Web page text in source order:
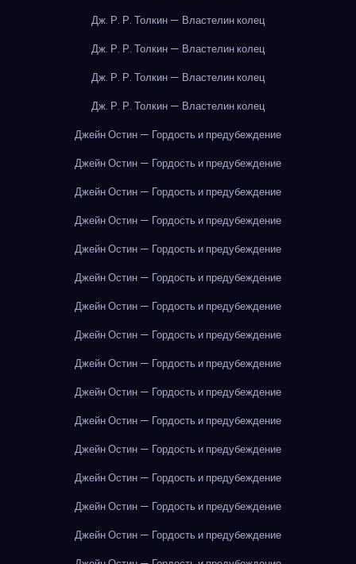
Дж. Р. Р. Толкин — Властелин колец
Дж. Р. Р. Толкин — Властелин колец
Дж. Р. Р. Толкин — Властелин колец
Дж. Р. Р. Толкин — Властелин колец
Джейн Остин — Гордость и предубеждение
Джейн Остин — Гордость и предубеждение
Джейн Остин — Гордость и предубеждение
Джейн Остин — Гордость и предубеждение
Джейн Остин — Гордость и предубеждение
Джейн Остин — Гордость и предубеждение
Джейн Остин — Гордость и предубеждение
Джейн Остин — Гордость и предубеждение
Джейн Остин — Гордость и предубеждение
Джейн Остин — Гордость и предубеждение
Джейн Остин — Гордость и предубеждение
Джейн Остин — Гордость и предубеждение
Джейн Остин — Гордость и предубеждение
Джейн Остин — Гордость и предубеждение
Джейн Остин — Гордость и предубеждение